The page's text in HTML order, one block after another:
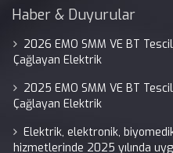
Haber & Duyurular
2026 EMO SMM VE BT
Çağlayan Elektrik
2025 EMO SMM VE BT
Çağlayan Elektrik
Elektrik, elektronik,
hizmetlerinde 2025 yılında